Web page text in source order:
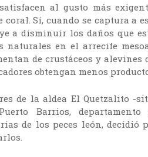
al gusto más
Sí, cuando se captura a
a disminuir los daños que
naturales en el arrecife
de crustáceos y alevines
obtengan menos
de la aldea El Quetzalito -
Barrios, departamento
de los peces león,